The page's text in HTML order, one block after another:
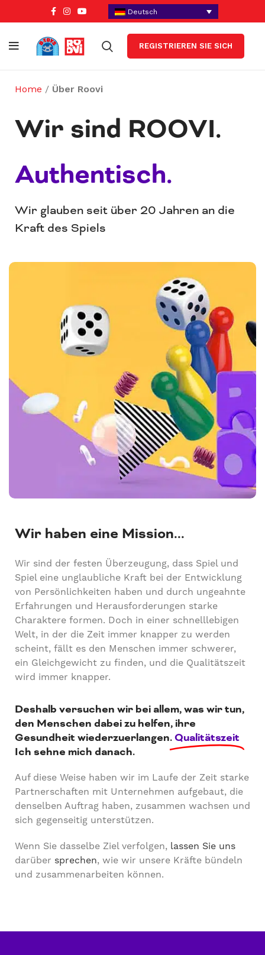
Deutsch
REGISTRIEREN SIE SICH
Home / Über Roovi
Wir sind ROOVI.
Authentisch.
Wir glauben seit über 20 Jahren an die
Kraft des Spiels
Wir haben eine Mission...
Wir sind der festen Überzeugung, dass Spiel und
Spiel eine unglaubliche Kraft bei der Entwicklung
von Persönlichkeiten haben und durch ungeahnte
Erfahrungen und Herausforderungen starke
Charaktere formen. Doch in einer schnelllebigen
Welt, in der die Zeit immer knapper zu werden
scheint, fällt es den Menschen immer schwerer,
ein Gleichgewicht zu finden, und die Qualitätszeit
wird immer knapper.
Deshalb versuchen wir bei allem, was wir tun,
den Menschen dabei zu helfen, ihre
Gesundheit wiederzuerlangen.Qualitätszeit
Ich sehne mich danach.
Auf diese Weise haben wir im Laufe der Zeit starke
Partnerschaften mit Unternehmen aufgebaut, die
denselben Auftrag haben, zusammen wachsen und
sich gegenseitig unterstützen.
Wenn Sie dasselbe Ziel verfolgen, lassen Sie uns
darüber sprechen, wie wir unsere Kräfte bündeln
und zusammenarbeiten können.